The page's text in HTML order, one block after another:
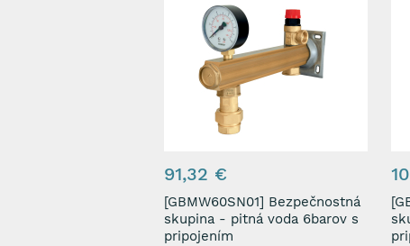
91,32 €
[GBMW60SN01] Bezpečnostná
skupina - pitná voda 6barov s
pripojením